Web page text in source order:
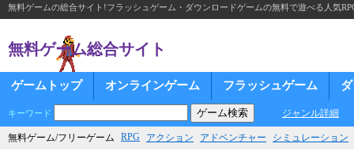
無料ゲームの総合サイト!フラッシュゲーム・ダウンロードゲームの無料で遊べる人気
無料ゲーム総合サイト
ゲームトップ オンラインゲーム フラッシュゲーム
キーワード ジャンル詳細
無料ゲーム/フリーゲーム RPG アクション アドベンチャー シミュレーション